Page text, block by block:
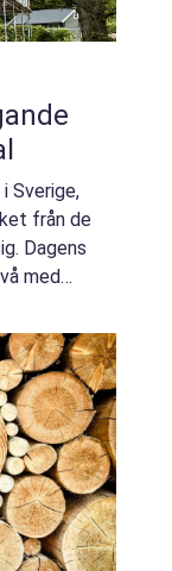
Sverige,
från de
Dagens
med